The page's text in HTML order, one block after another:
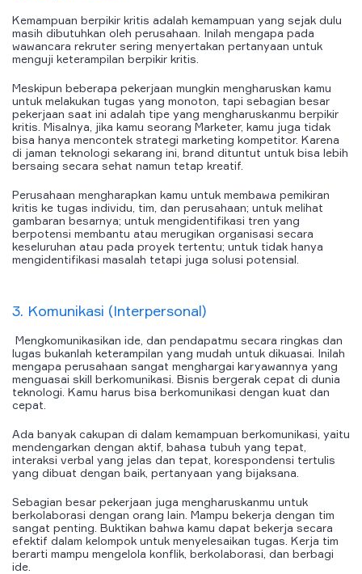
Kemampuan berpikir kritis adalah kemampuan yang sejak dulu
masih dibutuhkan oleh perusahaan. Inilah mengapa pada
wawancara rekruter sering menyertakan pertanyaan untuk
menguji keterampilan berpikir kritis.
Meskipun beberapa pekerjaan mungkin mengharuskan kamu
untuk melakukan tugas yang monoton, tapi sebagian besar
pekerjaan saat ini adalah tipe yang mengharuskanmu berpikir
kritis. Misalnya, jika kamu seorang Marketer, kamu juga tidak
bisa hanya mencontek strategi marketing kompetitor. Karena
di jaman teknologi sekarang ini, brand dituntut untuk bisa lebih
bersaing secara sehat namun tetap kreatif.
Perusahaan mengharapkan kamu untuk membawa pemikiran
kritis ke tugas individu, tim, dan perusahaan; untuk melihat
gambaran besarnya; untuk mengidentifikasi tren yang
berpotensi membantu atau merugikan organisasi secara
keseluruhan atau pada proyek tertentu; untuk tidak hanya
mengidentifikasi masalah tetapi juga solusi potensial.
3. Komunikasi (Interpersonal)
Mengkomunikasikan ide, dan pendapatmu secara ringkas dan
lugas bukanlah keterampilan yang mudah untuk dikuasai. Inilah
mengapa perusahaan sangat menghargai karyawannya yang
menguasai skill berkomunikasi. Bisnis bergerak cepat di dunia
teknologi. Kamu harus bisa berkomunikasi dengan kuat dan
cepat.
Ada banyak cakupan di dalam kemampuan berkomunikasi, yaitu
mendengarkan dengan aktif, bahasa tubuh yang tepat,
interaksi verbal yang jelas dan tepat, korespondensi tertulis
yang dibuat dengan baik, pertanyaan yang bijaksana.
Sebagian besar pekerjaan juga mengharuskanmu untuk
berkolaborasi dengan orang lain. Mampu bekerja dengan tim
sangat penting. Buktikan bahwa kamu dapat bekerja secara
efektif dalam kelompok untuk menyelesaikan tugas. Kerja tim
berarti mampu mengelola konflik, berkolaborasi, dan berbagi
ide.